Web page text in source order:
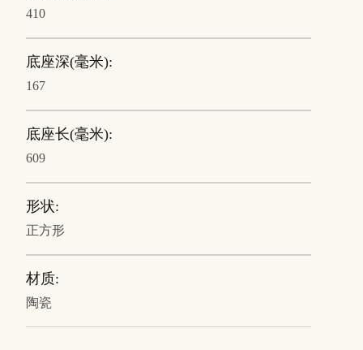
410
底座深(毫米):
167
底座长(毫米):
609
形状:
正方形
材质:
陶瓷